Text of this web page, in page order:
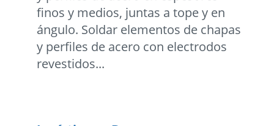
finos y medios, juntas a tope y en
ángulo. Soldar elementos de chapas
y perfiles de acero con electrodos
revestidos...